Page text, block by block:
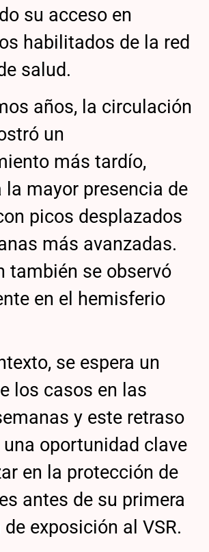
su acceso en
habilitados de la red
salud.
años, la circulación
un
más tardío,
la mayor presencia de
picos desplazados
más avanzadas.
también se observó
en el hemisferio
se espera un
los casos en las
y este retraso
oportunidad clave
en la protección de
antes de su primera
exposición al VSR.